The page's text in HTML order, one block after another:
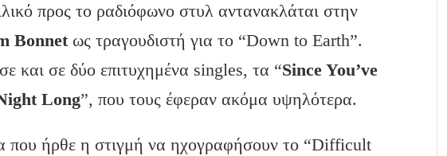
προς το ραδιόφωνο στυλ αντανακλάται στην
Bonnetως τραγουδιστή για το “Down to Earth”.
και σε δύο επιτυχημένα singles, τα “Since You’ve
Long”, που τους έφεραν ακόμα υψηλότερα.
που ήρθε η στιγμή να ηχογραφήσουν το “Difficult